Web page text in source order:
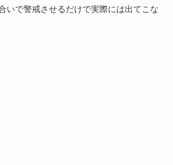
いで警戒させるだけで実際には出てこな